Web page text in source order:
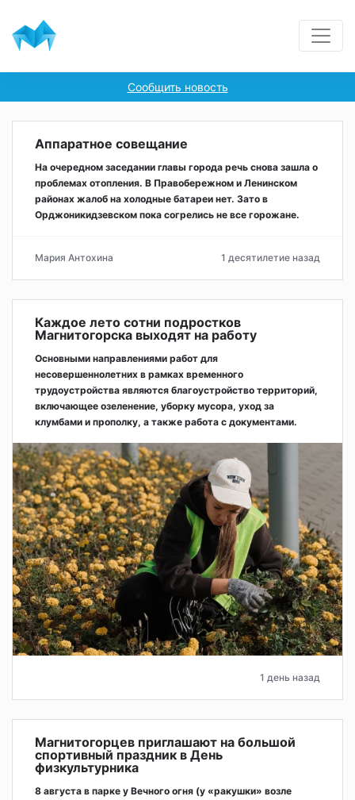
Сообщить новость
Аппаратное совещание
На очередном заседании главы города речь снова зашла о
проблемах отопления. В Правобережном и Ленинском
районах жалоб на холодные батареи нет. Зато в
Орджоникидзевском пока согрелись не все горожане.
Мария Антохина 1 десятилетие назад
Каждое лето сотни подростков
Магнитогорска выходят на работу
Основными направлениями работ для
несовершеннолетних в рамках временного
трудоустройства являются благоустройство территорий,
включающее озеленение, уборку мусора, уход за
клумбами и прополку, а также работа с документами.
1 день назад
Магнитогорцев приглашают на большой
спортивный праздник в День
физкультурника
8 августа в парке у Вечного огня (у «ракушки» возле